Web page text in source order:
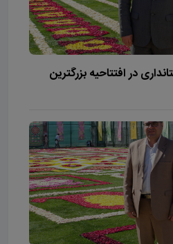
در افتتاحیه بزرگترین